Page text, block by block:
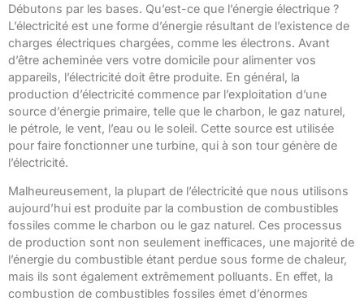
Débutons par les bases. Qu’est-ce que l’énergie électrique ?
L’électricité est une forme d’énergie résultant de l’existence de
charges électriques chargées, comme les électrons. Avant
d’être acheminée vers votre domicile pour alimenter vos
appareils, l’électricité doit être produite. En général, la
production d’électricité commence par l’exploitation d’une
source d’énergie primaire, telle que le charbon, le gaz naturel,
le pétrole, le vent, l’eau ou le soleil. Cette source est utilisée
pour faire fonctionner une turbine, qui à son tour génère de
l’électricité.
Malheureusement, la plupart de l’électricité que nous utilisons
aujourd’hui est produite par la combustion de combustibles
fossiles comme le charbon ou le gaz naturel. Ces processus
de production sont non seulement inefficaces, une majorité de
l’énergie du combustible étant perdue sous forme de chaleur,
mais ils sont également extrêmement polluants. En effet, la
combustion de combustibles fossiles émet d’énormes